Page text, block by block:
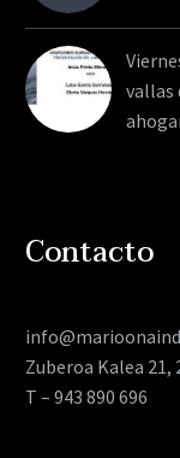
vallas
Contacto
Zuberoa Kalea 21,
T – 943 890 696